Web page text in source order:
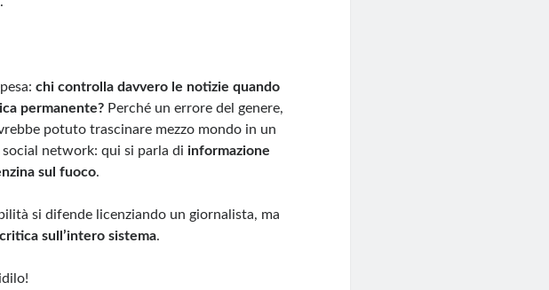
chi controlla davvero le notizie quando
permanente? Perché un errore del genere,
potuto trascinare mezzo mondo in un
network: qui si parla diinformazione
sul fuoco.
si difende licenziando un giornalista, ma
sull’intero sistema.